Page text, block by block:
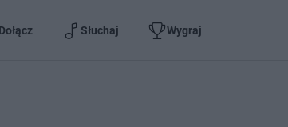
Dołącz Słuchaj Wygraj